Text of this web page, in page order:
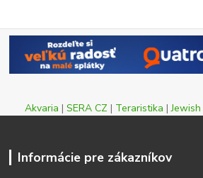
Akvaria | SERA CZ | Teraristika |Jewish
Informácie pre zákazníkov